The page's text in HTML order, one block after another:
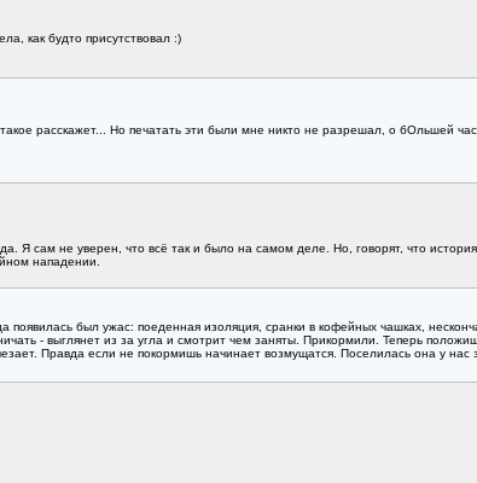
как будто присутствовал :)
расскажет... Но печатать эти были мне никто не разрешал, о бОльшей
Я сам не уверен, что всё так и было на самом деле. Но, говорят, что
нападении.
был ужас: поеденная изоляция, сранки в кофейных чашках,
- выглянет из за угла и смотрит чем заняты. Прикормили. Теперь
Правда если не покормишь начинает возмущатся. Поселилась она у